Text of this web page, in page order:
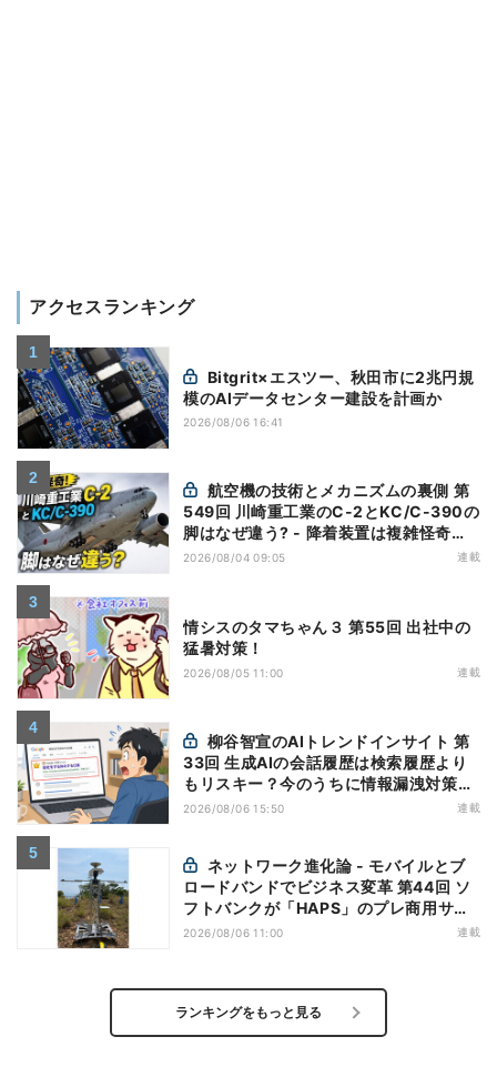
アクセスランキング
模のAIデータセンター建設を計画か
2026/08/06 16:41
549回 川崎重工業のC-2とKC/C-390の
脚はなぜ違う? - 降着装置は複雑怪奇
(5)|軍用輸送機(10)
2026/08/04 09:05 連載
情シスのタマちゃん３ 第55回 出社中の
猛暑対策！
2026/08/05 11:00 連載
33回 生成AIの会話履歴は検索履歴より
もリスキー？今のうちに情報漏洩対策を
万全にしておこう
2026/08/06 15:50 連載
ロードバンドでビジネス変革 第44回 ソ
フトバンクが「HAPS」のプレ商用サー
ビス開始を表明、本格的な商用展開のめ
2026/08/06 11:00 連載
ランキングをもっと見る